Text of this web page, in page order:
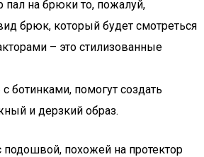
на брюки то, пожалуй,
брюк, который будет смотреться
– это стилизованные
ботинками, помогут создать
и дерзкий образ.
похожей на протектор